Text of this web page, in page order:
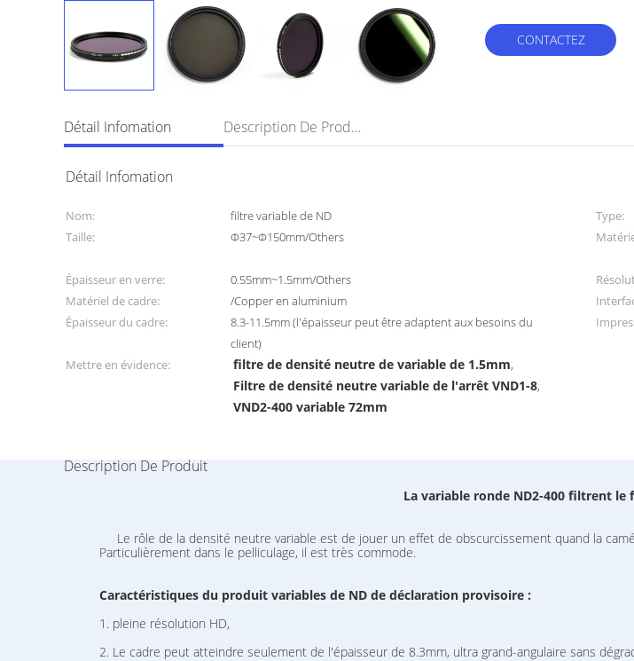
CONTACTEZ
Détail Infomation Description De Produit
Détail Infomation
Nom: filtre variable de ND Type:
Taille:
Φ37~Φ150mm/Others
Épaisseur en verre:
0.55mm~1.5mm/Others
Matériel de cadre:
/Copper en aluminium
Épaisseur du cadre:
8.3-11.5mm (l'épaisseur peut être adaptent aux besoins du
client)
Mettre en évidence: filtre de densité neutre de variable de 1.5mm,
Filtre de densité neutre variable de l'arrêt VND1-8,
VND2-400 variable 72mm
Description De Produit
La variable ronde ND2-400 filtrent
Le rôle de la densité neutre variable est de jouer un effet de obscurcissement quand la
Particulièrement dans le pelliculage, il est très commode.
Caractéristiques du produit variables de ND de déclaration provisoire :
1. pleine résolution HD,
2. Le cadre peut atteindre seulement de l'épaisseur de 8.3mm, ultra grand-angulaire sans